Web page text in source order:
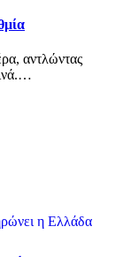
αντλώντας
…